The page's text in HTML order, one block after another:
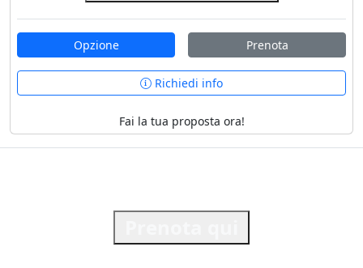
Opzione Prenota
Richiedi info
Fai la tua proposta ora!